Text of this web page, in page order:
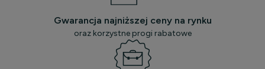
Gwarancja najniższej ceny na rynku
oraz korzystne progi rabatowe